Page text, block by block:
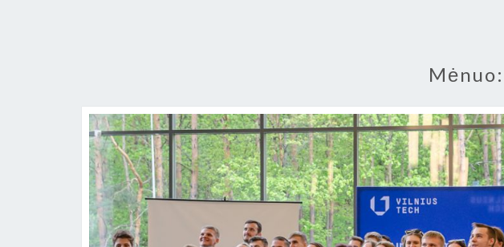
Mėnuo: